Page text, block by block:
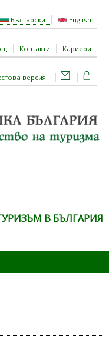
Български English
Контакти Кариери
версия
В БЪЛГАРИЯ